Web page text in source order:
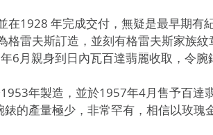
在1928 年完成交付，無疑是最早期有
格雷夫斯訂造，並刻有格雷夫斯家族
6月親身到日內瓦百達翡麗收取，令腕
年製造，並於1957年4月售予百達
的產量極少，非常罕有，相信以玫瑰